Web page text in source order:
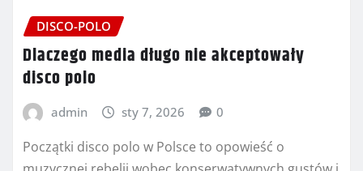
DISCO-POLO
Dlaczego media długo nie akceptowały
disco polo
admin sty 7, 2026 0
Początki disco polo w Polsce to opowieść o